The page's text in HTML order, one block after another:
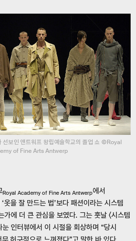
선보인 앤트워프 왕립예술학교의 졸업 쇼 ⒸRoyal
of Fine Arts Antwerp
Royal Academy of Fine Arts Antwerp에서
옷을 잘 만드는 법’보다 패션이라는 시스템
에 더 큰 관심을 보였다. 그는 훗날 〈시스템
눈 인터뷰에서 이 시절을 회상하며 “당시